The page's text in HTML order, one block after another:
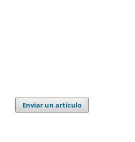
Enviar un artículo